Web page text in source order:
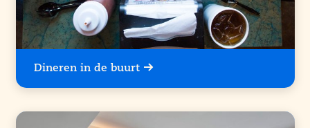
Dineren in de buurt